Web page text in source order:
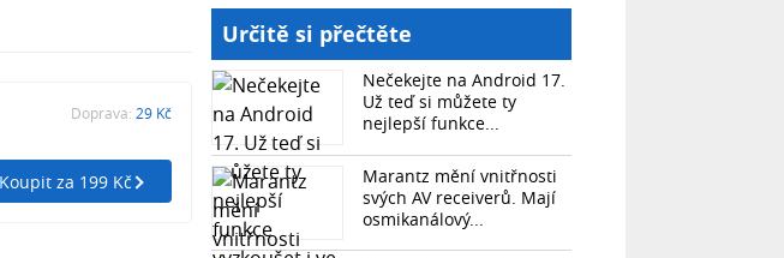
Doprava: 29 Kč
Koupit za 199 Kč
Určitě si přečtěte
Nečekejte na Android 17.
Už teď si můžete ty
nejlepší funkce...
Marantz mění vnitřnosti
svých AV receiverů. Mají
osmikanálový...